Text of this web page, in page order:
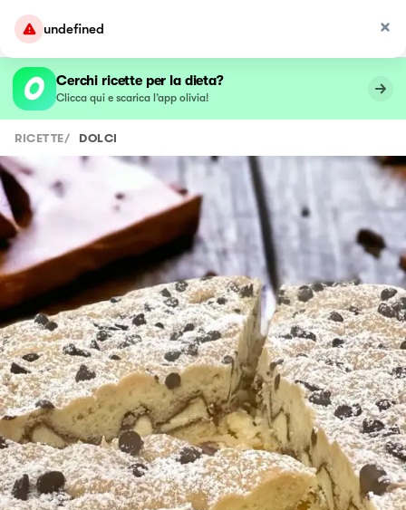
undefined
Cerchi ricette per la dieta?
Clicca qui e scarica l’app olivia!
RICETTE/ DOLCI